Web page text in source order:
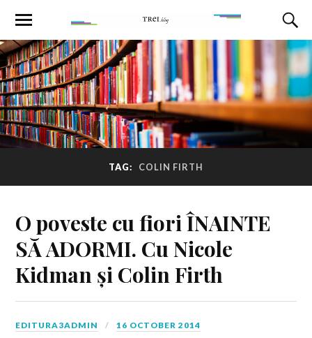
TAG: COLIN FIRTH
O poveste cu fiori ÎNAINTE
SĂ ADORMI. Cu Nicole
Kidman și Colin Firth
EDITURA3ADMIN 16 OCTOBER 2014